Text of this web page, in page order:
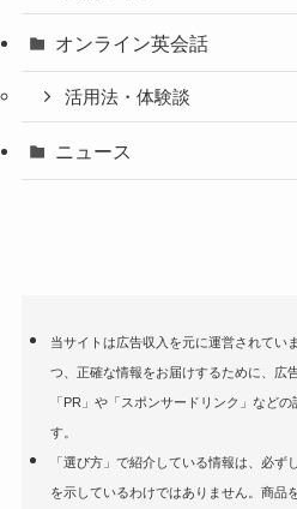
オンライン英会話
活用法・体験談
ニュース
当サイトは広告収入を元に運営されてい
つ、正確な情報をお届けするために、広
「PR」や「スポンサードリンク」など
す。
「選び方」で紹介している情報は、必ず
を示しているわけではありません。商品